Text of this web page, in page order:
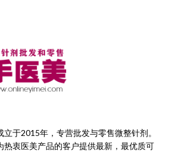
于2015年， 专营批发与零售微整针剂。
衷医美产品的客户提供最新， 最优质可